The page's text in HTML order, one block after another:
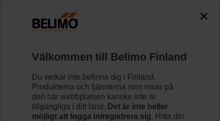
SR24A-MOD
Läs mer
Välkommen till Belimo Finland
Du verkar inte befinna dig i Finland.
Produkterna och tjänsterna som visas på
den här webbplatsen kanske inte är
tillgängliga i ditt land. Det är inte heller
möjligt att logga in/registrera sig. Hitta din